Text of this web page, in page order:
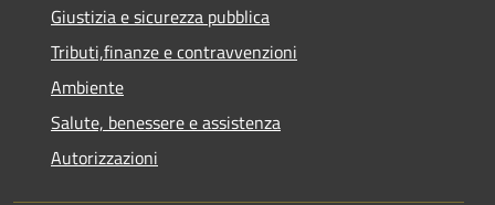
Giustizia e sicurezza pubblica
Tributi,finanze e contravvenzioni
Ambiente
Salute, benessere e assistenza
Autorizzazioni